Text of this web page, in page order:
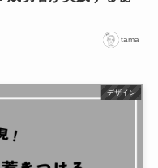
tama
デザイン